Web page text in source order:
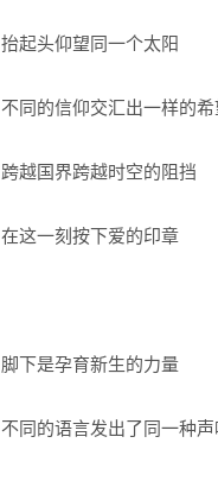
抬起头仰望同一个太阳
不同的信仰交汇出一样的希
跨越国界跨越时空的阻挡
在这一刻按下爱的印章
脚下是孕育新生的力量
不同的语言发出了同一种声